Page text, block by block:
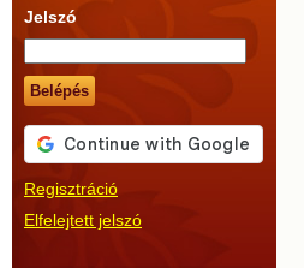
Jelszó
Belépés
Regisztráció
Elfelejtett jelszó